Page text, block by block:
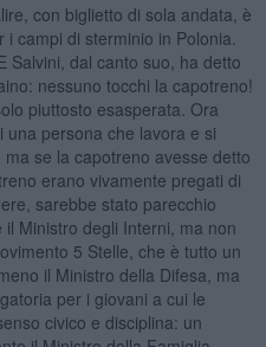
con biglietto di sola andata, è
campi di sterminio in Polonia.
Salvini, dal canto suo, ha detto
nessuno tocchi la capotreno!
piuttosto esasperata. Ora
una persona che lavora e si
se la capotreno avesse detto
erano vivamente pregati di
sarebbe stato parecchio
Ministro degli Interni, ma non
5 Stelle, che è tutto un
il Ministro della Difesa, ma
per i giovani a cui le
civico e disciplina: un